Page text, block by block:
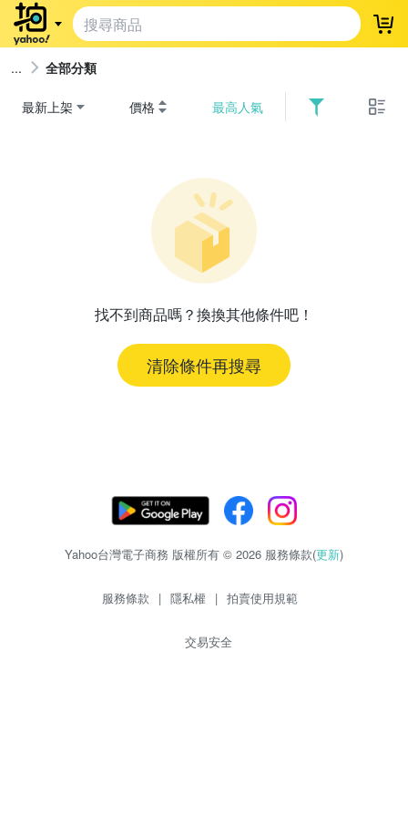
登
全部分類
最新上架 價格 最高人氣
找不到商品嗎？換換其他條件吧！
清除條件再搜尋
Yahoo台灣電子商務 版權所有 © 2026 服務條款(更新)
服務條款 | 隱私權 | 拍賣使用規範
交易安全